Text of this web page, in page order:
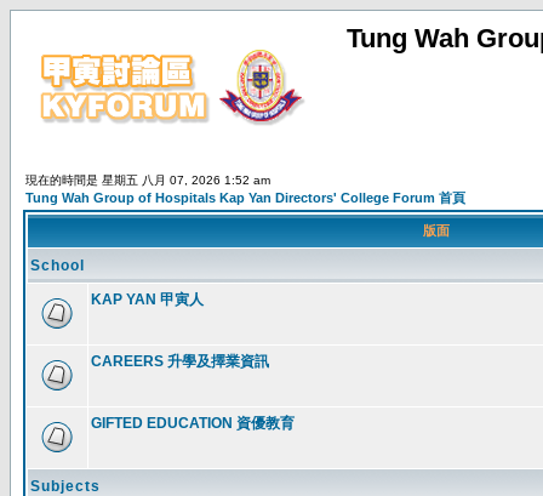
Tung Wah
現在的時間是 星期五 八月 07, 2026 1:52 am
Tung Wah Group of Hospitals Kap Yan Directors' College Forum 首頁
版面
School
KAP YAN 甲寅人
CAREERS 升學及擇業資訊
GIFTED EDUCATION 資優教育
Subjects